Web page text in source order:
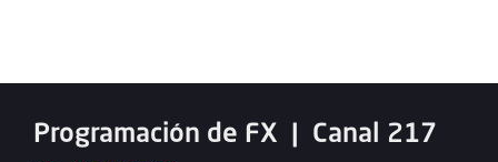
Programación de FX | Canal 217